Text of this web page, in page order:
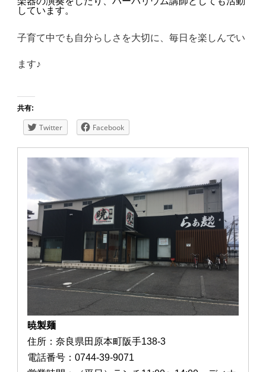
しています。
子育て中でも自分らしさを大切に、毎日を楽しんでい
ます♪
共有:
Twitter Facebook
暁製麺
住所：奈良県田原本町阪手138-3
電話番号：0744-39-9071